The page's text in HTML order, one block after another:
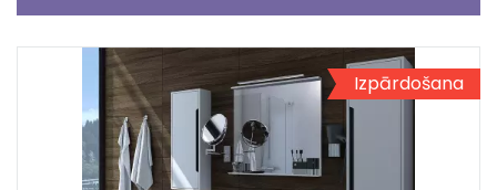
Izpārdošana